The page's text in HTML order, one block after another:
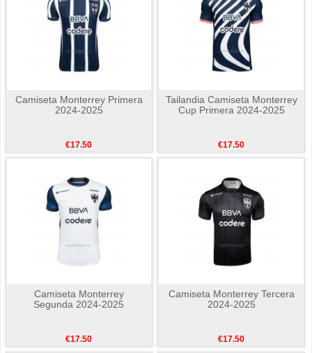
Camiseta Monterrey Primera
2024-2025
€17.50
Tailandia Camiseta Monterrey
Cup Primera 2024-2025
€17.50
Camiseta Monterrey
Segunda 2024-2025
€17.50
Camiseta Monterrey Tercera
2024-2025
€17.50